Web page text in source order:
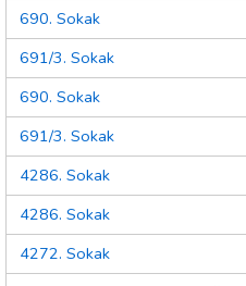
690. Sokak
691/3. Sokak
690. Sokak
691/3. Sokak
4286. Sokak
4286. Sokak
4272. Sokak